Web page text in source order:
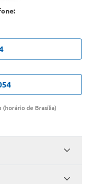
(horário de Brasília)